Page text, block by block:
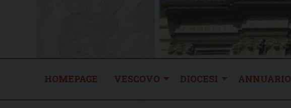
HOMEPAGE VESCOVO DIOCESI ANNUARIO